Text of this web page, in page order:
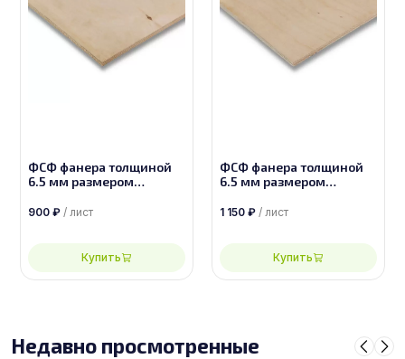
ФСФ фанера толщиной
6.5 мм размером
900 ₽ / лист
Купить
ФСФ фанера толщиной
6.5 мм размером
1 150 ₽ / лист
Купить
Недавно просмотренные